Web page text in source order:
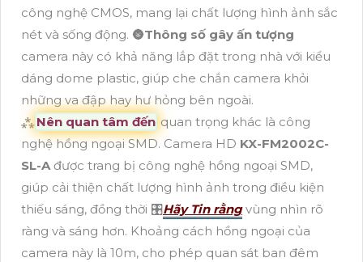
công nghệ CMOS, mang lại chất lượng hình ảnh sắc
nét và sống động. 🌚Thông số gây ấn tượng
camera này có khả năng lắp đặt trong nhà với kiểu
dáng dome plastic, giúp che chắn camera khỏi
những va đập hay hư hỏng bên ngoài.
⁂Nên quan tâm đến quan trọng khác là công
nghệ hồng ngoại SMD. Camera HD KX-FM2002C-
SL-Ađược trang bị công nghệ hồng ngoại SMD,
giúp cải thiện chất lượng hình ảnh trong điều kiện
thiếu sáng, đồng thời 🎛Hãy Tin rằngvùng nhìn rõ
ràng và sáng hơn. Khoảng cách hồng ngoại của
camera này là 10m, cho phép quan sát ban đêm